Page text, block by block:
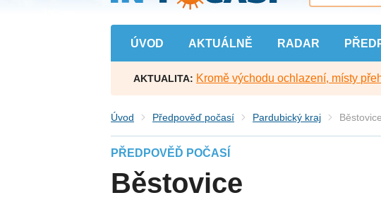
ÚVOD AKTUÁLNĚ RADAR
AKTUALITA: Kromě východu ochlazení, místy
Úvod Předpověď počasí Pardubický kraj Běstovice
PŘEDPOVĚĎ POČASÍ
Běstovice